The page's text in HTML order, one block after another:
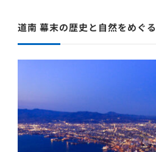
道南 幕末の歴史と自然をめぐる